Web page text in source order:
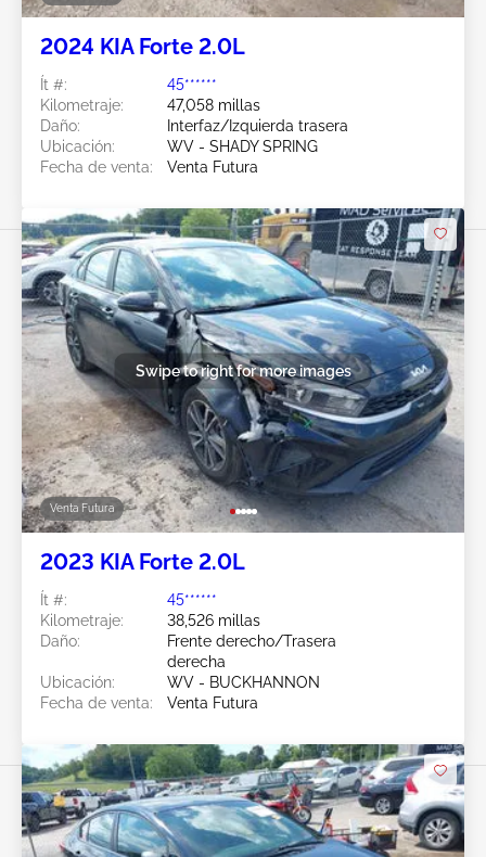
2024 KIA Forte 2.0L
Ít #:
45******
Kilometraje:
47,058 millas
Daño:
Interfaz/Izquierda trasera
Ubicación:
WV - SHADY SPRING
Fecha de venta:
Venta Futura
Venta Futura
Swipe to right for more images
2023 KIA Forte 2.0L
Ít #:
45******
Kilometraje:
38,526 millas
Daño:
Frente derecho/Trasera
derecha
Ubicación:
WV - BUCKHANNON
Fecha de venta:
Venta Futura